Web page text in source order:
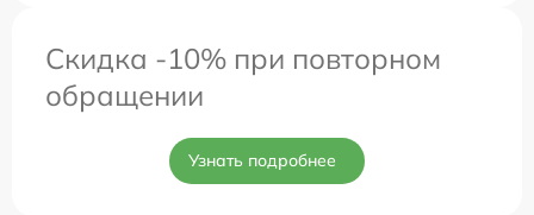
Скидка -10% при повторном
обращении
Узнать подробнее